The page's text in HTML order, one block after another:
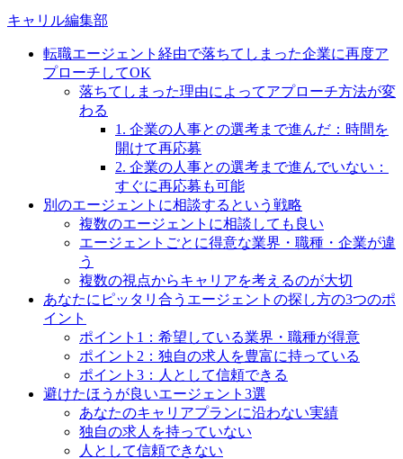
キャリル編集部
転職エージェント経由で落ちてしまった企業に再度ア
プローチしてOK
落ちてしまった理由によってアプローチ方法が変
わる
1. 企業の人事との選考まで進んだ：時間を
開けて再応募
2. 企業の人事との選考まで進んでいない：
すぐに再応募も可能
別のエージェントに相談するという戦略
複数のエージェントに相談しても良い
エージェントごとに得意な業界・職種・企業が違
う
複数の視点からキャリアを考えるのが大切
あなたにピッタリ合うエージェントの探し方の3つのポ
イント
ポイント1：希望している業界・職種が得意
ポイント2：独自の求人を豊富に持っている
ポイント3：人として信頼できる
避けたほうが良いエージェント3選
あなたのキャリアプランに沿わない実績
独自の求人を持っていない
人として信頼できない